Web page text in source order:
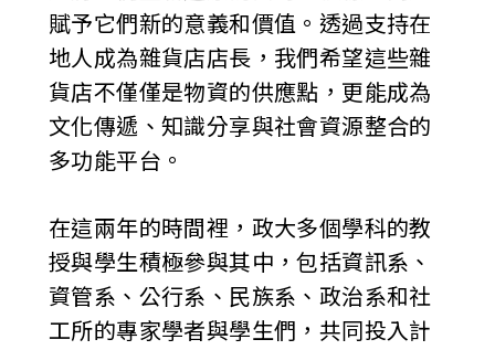
賦予它們新的意義和價值。透過支持在
地人成為雜貨店店長，我們希望這些雜
貨店不僅僅是物資的供應點，更能成為
文化傳遞、知識分享與社會資源整合的
多功能平台。
在這兩年的時間裡，政大多個學科的教
授與學生積極參與其中，包括資訊系、
資管系、公行系、民族系、政治系和社
工所的專家學者與學生們，共同投入計